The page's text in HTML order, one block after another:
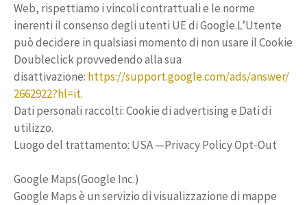
Web, rispettiamo i vincoli contrattuali e le norme
inerenti il consenso degli utenti UE di Google.L’Utente
può decidere in qualsiasi momento di non usare il Cookie
Doubleclick provvedendo alla sua
disattivazione: https://support.google.com/ads/answer/
2662922?hl=it.
Dati personali raccolti: Cookie di advertising e Dati di
utilizzo.
Luogo del trattamento: USA —Privacy Policy Opt-Out
Google Maps(Google Inc.)
Google Maps è un servizio di visualizzazione di mappe